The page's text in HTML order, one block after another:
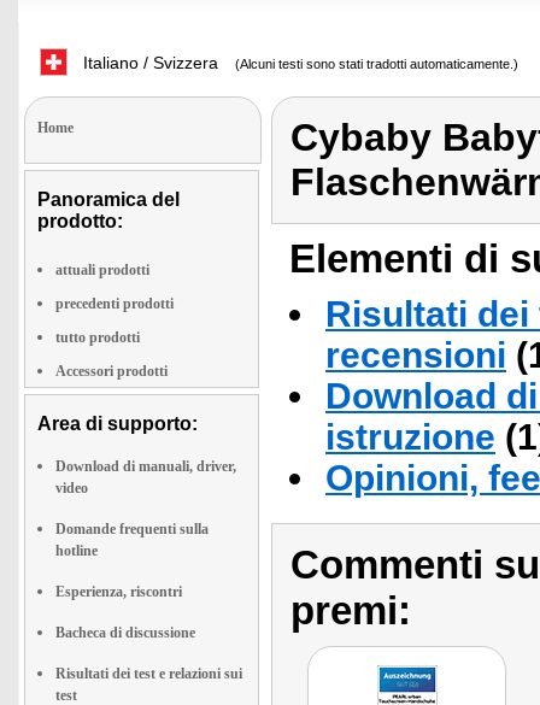
Italiano / Svizzera (Alcuni testi sono stati tradotti automaticamente.)
Home
Panoramica del
prodotto:
attuali prodotti
precedenti prodotti
tutto prodotti
Accessori prodotti
Area di supporto:
Download di manuali, driver,
video
Domande frequenti sulla
hotline
Esperienza, riscontri
Bacheca di discussione
Risultati dei test e relazioni sui
test
Cybaby
Elementi di
Risultati
recensioni
Download
istruzione
Opinioni,
Commenti
premi: